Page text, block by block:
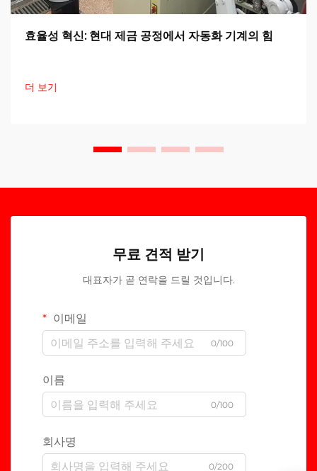
효율성 혁신: 현대 제금 공정에서 자동화 기계의 힘
더 보기
무료 견적 받기
대표자가 곧 연락을 드릴 것입니다.
이메일
0/100
이름
0/100
회사명
0/200